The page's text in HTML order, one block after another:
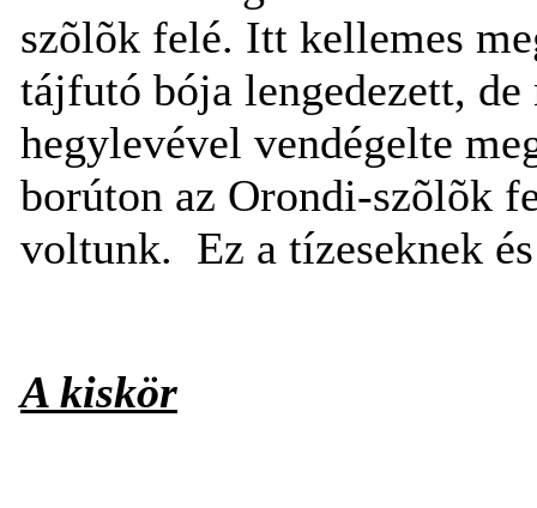
szõlõk felé. Itt kellemes
tájfutó bója lengedezett,
hegylevével vendégelte
borúton az Orondi-szõlõk
voltunk. Ez a tízeseknek
A kiskör